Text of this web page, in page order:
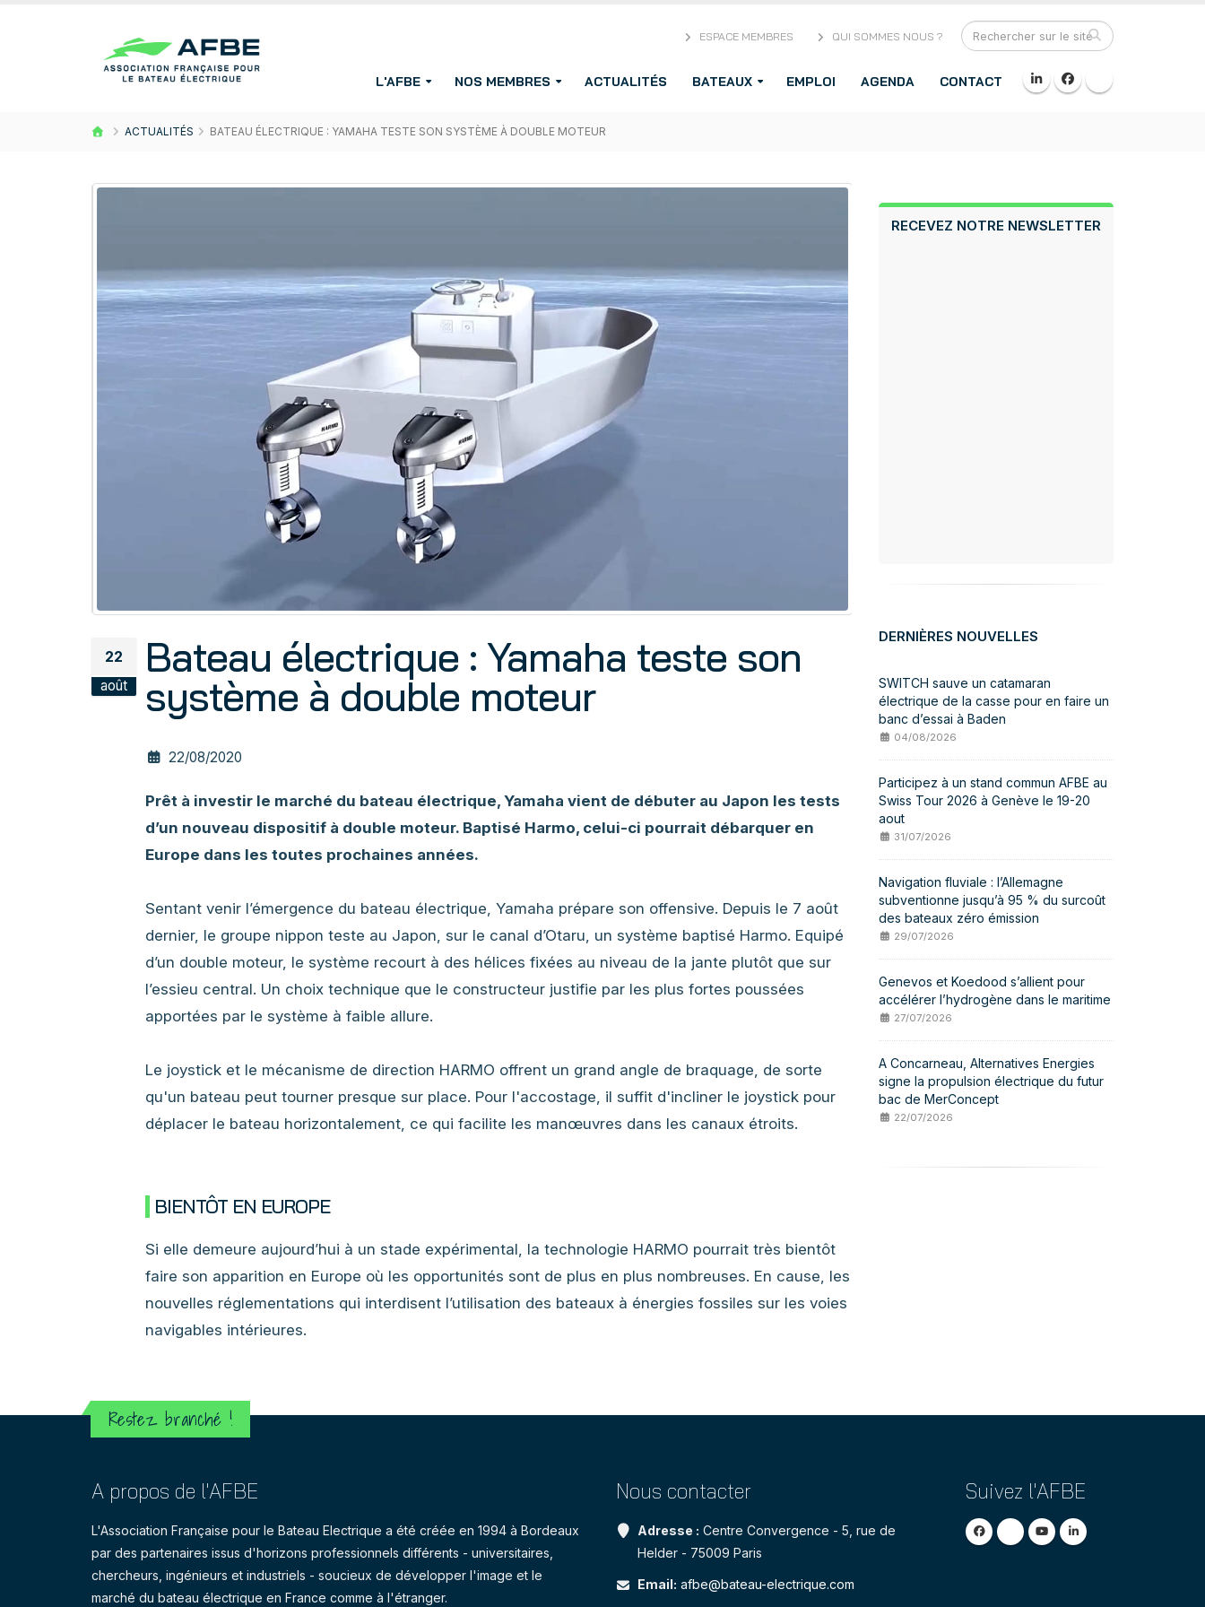
ESPACE MEMBRES QUI SOMMES NOUS ?
L'AFBE NOS MEMBRES ACTUALITÉS BATEAUX EMPLOI AGENDA CONTACT
ACTUALITÉS BATEAU ÉLECTRIQUE : YAMAHA TESTE SON SYSTÈME À DOUBLE MOTEUR
22
août
Bateau électrique : Yamaha teste son
système à double moteur
22/08/2020
Prêt à investir le marché du bateau électrique, Yamaha vient de débuter au Japon les tests
d’un nouveau dispositif à double moteur. Baptisé Harmo, celui-ci pourrait débarquer en
Europe dans les toutes prochaines années.
Sentant venir l’émergence du bateau électrique, Yamaha prépare son offensive. Depuis le 7 août
dernier, le groupe nippon teste au Japon, sur le canal d’Otaru, un système baptisé Harmo. Equipé
d’un double moteur, le système recourt à des hélices fixées au niveau de la jante plutôt que sur
l’essieu central. Un choix technique que le constructeur justifie par les plus fortes poussées
apportées par le système à faible allure.
Le joystick et le mécanisme de direction HARMO offrent un grand angle de braquage, de sorte
qu'un bateau peut tourner presque sur place. Pour l'accostage, il suffit d'incliner le joystick pour
déplacer le bateau horizontalement, ce qui facilite les manœuvres dans les canaux étroits.
BIENTÔT EN EUROPE
Si elle demeure aujourd’hui à un stade expérimental, la technologie HARMO pourrait très bientôt
faire son apparition en Europe où les opportunités sont de plus en plus nombreuses. En cause, les
nouvelles réglementations qui interdisent l’utilisation des bateaux à énergies fossiles sur les voies
navigables intérieures.
RECEVEZ NOTRE NEWSLETTER
DERNIÈRES NOUVELLES
SWITCH sauve un catamaran
électrique de la casse pour en faire un
banc d’essai à Baden
04/08/2026
Participez à un stand commun AFBE au
Swiss Tour 2026 à Genève le 19-20
aout
31/07/2026
Navigation fluviale : l’Allemagne
subventionne jusqu’à 95 % du surcoût
des bateaux zéro émission
29/07/2026
Genevos et Koedood s’allient pour
accélérer l’hydrogène dans le maritime
27/07/2026
A Concarneau, Alternatives Energies
signe la propulsion électrique du futur
bac de MerConcept
22/07/2026
Restez branché !
A propos de l'AFBE
L'Association Française pour le Bateau Electrique a été créée en 1994 à Bordeaux
par des partenaires issus d'horizons professionnels différents - universitaires,
chercheurs, ingénieurs et industriels - soucieux de développer l'image et le
marché du bateau électrique en France comme à l'étranger.
Nous contacter
Adresse : Centre Convergence - 5, rue de
Helder - 75009 Paris
Email: afbe@bateau-electrique.com
Suivez l'AFBE